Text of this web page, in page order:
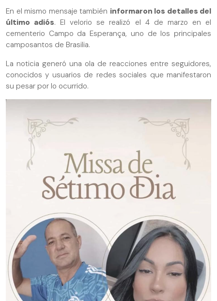
En el mismo mensaje también informaron los detalles del
último adiós. El velorio se realizó el 4 de marzo en el
cementerio Campo da Esperança, uno de los principales
camposantos de Brasilia.
La noticia generó una ola de reacciones entre seguidores,
conocidos y usuarios de redes sociales que manifestaron
su pesar por lo ocurrido.